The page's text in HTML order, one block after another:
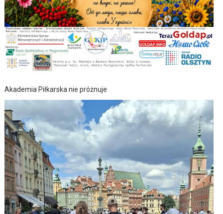
Akademia Piłkarska nie próżnuje